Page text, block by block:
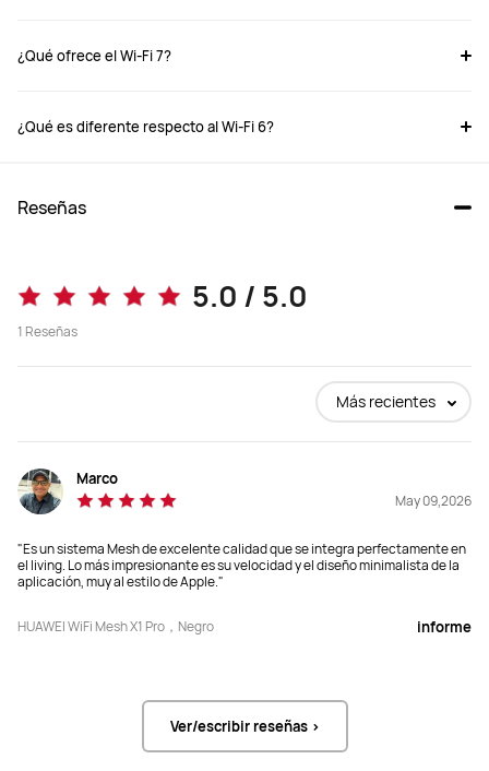
¿Qué ofrece el Wi-Fi 7?
¿Qué es diferente respecto al Wi-Fi 6?
Reseñas
5.0 / 5.0
1 Reseñas
Más recientes
Marco
May 09,2026
"Es un sistema Mesh de excelente calidad que se integra perfectamente en
el living. Lo más impresionante es su velocidad y el diseño minimalista de la
aplicación, muy al estilo de Apple."
HUAWEI WiFi Mesh X1 Pro，Negro informe
Ver/escribir reseñas >